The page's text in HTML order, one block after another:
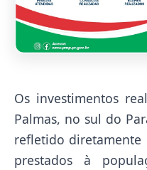
Os investimentos
Palmas, no sul do
refletido diretamente
prestados à